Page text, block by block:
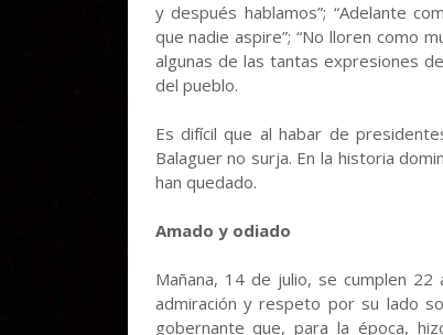
y después hablamos”; “Adelante
que nadie aspire”; “No lloren como
algunas de las tantas expresiones
del pueblo.
Es difícil que al habar de
Balaguer no surja. En la historia
han quedado.
Amado y odiado
Mañana, 14 de julio, se cumplen
admiración y respeto por su lado
gobernante que, para la época,